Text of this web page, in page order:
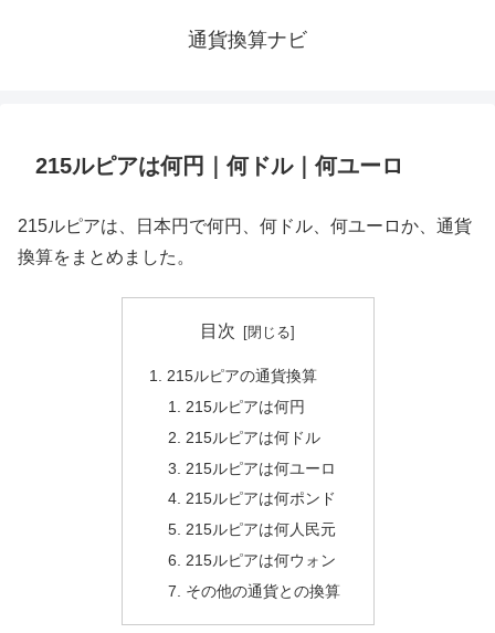
通貨換算ナビ
215ルピアは何円｜何ドル｜何ユーロ
215ルピアは、日本円で何円、何ドル、何ユーロか、通貨
換算をまとめました。
目次
215ルピアの通貨換算
215ルピアは何円
215ルピアは何ドル
215ルピアは何ユーロ
215ルピアは何ポンド
215ルピアは何人民元
215ルピアは何ウォン
その他の通貨との換算